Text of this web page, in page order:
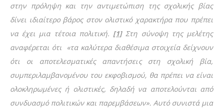
στην πρόληψη και την αντιμετώπιση της σχολικής βίας
δίνει ιδιαίτερο βάρος στον ολιστικό χαρακτήρα που πρέπει
να έχει μια τέτοια πολιτική. [1]Στη σύνοψη της μελέτης
αναφέρεται ότι «τα καλύτερα διαθέσιμα στοιχεία δείχνουν
ότι οι αποτελεσματικές απαντήσεις στη σχολική βία,
συμπεριλαμβανομένου του εκφοβισμού, θα πρέπει να είναι
ολοκληρωμένες ή ολιστικές, δηλαδή να αποτελούνται από
συνδυασμό πολιτικών και παρεμβάσεων». Αυτό συνιστά μια